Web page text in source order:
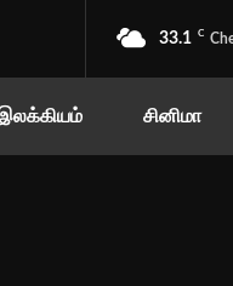
33.1 C
சினிமா